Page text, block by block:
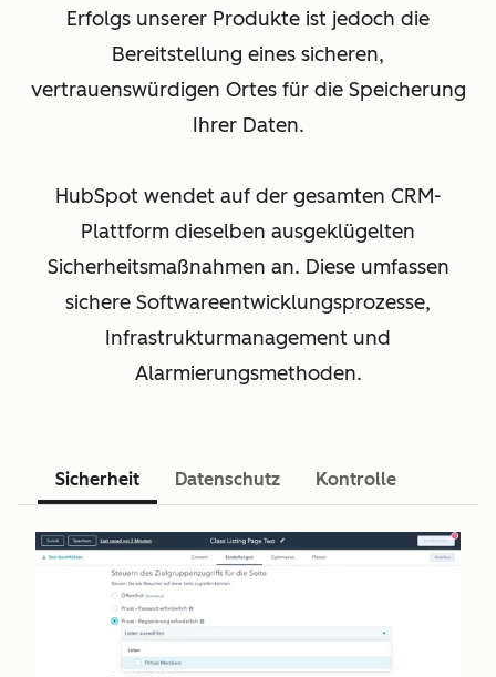
Erfolgs unserer Produkte ist jedoch die
Bereitstellung eines sicheren,
vertrauenswürdigen Ortes für die Speicherung
Ihrer Daten.
HubSpot wendet auf der gesamten CRM-
Plattform dieselben ausgeklügelten
Sicherheitsmaßnahmen an. Diese umfassen
sichere Softwareentwicklungsprozesse,
Infrastrukturmanagement und
Alarmierungsmethoden.
Sicherheit Datenschutz Kontrolle